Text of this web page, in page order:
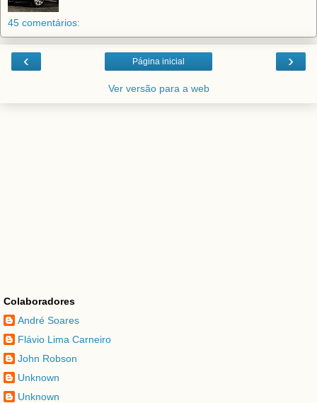
45 comentários:
‹ ›
Página inicial
Ver versão para a web
Colaboradores
André Soares
Flávio Lima Carneiro
John Robson
Unknown
Unknown